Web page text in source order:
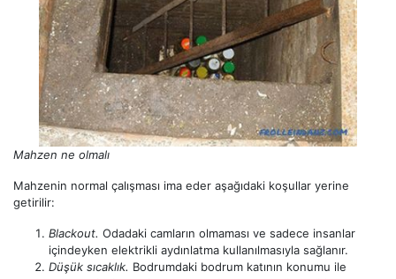
Mahzen ne olmalı
Mahzenin normal çalışması ima eder aşağıdaki koşullar yerine
getirilir:
Blackout. Odadaki camların olmaması ve sadece insanlar
içindeyken elektrikli aydınlatma kullanılmasıyla sağlanır.
Düşük sıcaklık. Bodrumdaki bodrum katının konumu ile